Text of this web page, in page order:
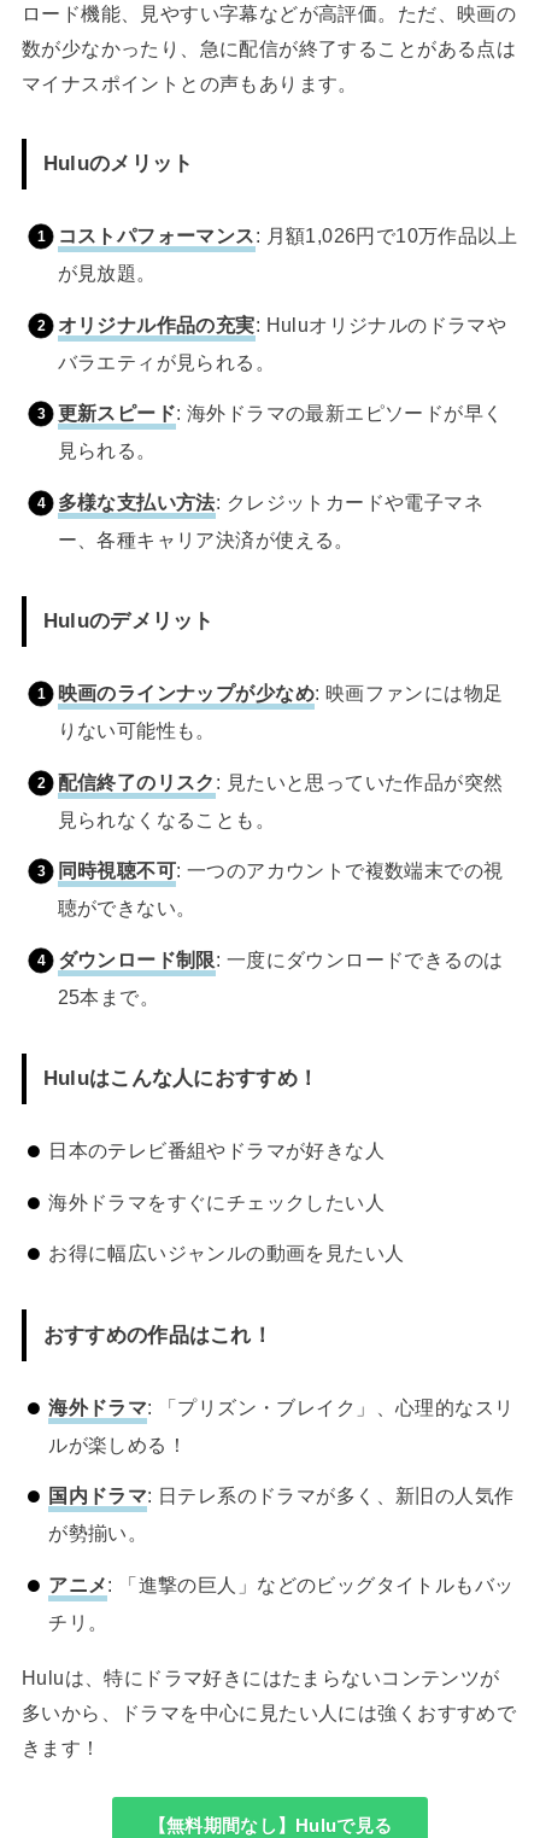
ロード機能、見やすい字幕などが高評価。ただ、映画の
数が少なかったり、急に配信が終了することがある点は
マイナスポイントとの声もあります。
Huluのメリット
コストパフォーマンス: 月額1,026円で10万作品以上
が見放題。
オリジナル作品の充実: Huluオリジナルのドラマや
バラエティが見られる。
更新スピード: 海外ドラマの最新エピソードが早く
見られる。
多様な支払い方法: クレジットカードや電子マネ
ー、各種キャリア決済が使える。
Huluのデメリット
映画のラインナップが少なめ: 映画ファンには物足
りない可能性も。
配信終了のリスク : 見たいと思っていた作品が突然
見られなくなることも。
同時視聴不可: 一つのアカウントで複数端末での視
聴ができない。
ダウンロード制限: 一度にダウンロードできるのは
25本まで。
Huluはこんな人におすすめ！
日本のテレビ番組やドラマが好きな人
海外ドラマをすぐにチェックしたい人
お得に幅広いジャンルの動画を見たい人
おすすめの作品はこれ！
海外ドラマ: 「プリズン・ブレイク」、心理的なスリ
ルが楽しめる！
国内ドラマ: 日テレ系のドラマが多く、新旧の人気作
が勢揃い。
アニメ: 「進撃の巨人」などのビッグタイトルもバッ
チリ。
Huluは、特にドラマ好きにはたまらないコンテンツが
多いから、ドラマを中心に見たい人には強くおすすめで
きます！
【無料期間なし】Huluで見る